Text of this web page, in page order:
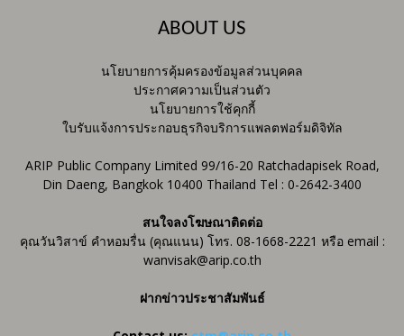
ABOUT US
นโยบายการคุ้มครองข้อมูลส่วนบุคคล
ประกาศความเป็นส่วนตัว
นโยบายการใช้คุกกี้
ใบรับแจ้งการประกอบธุรกิจบริการแพลตฟอร์มดิจิทัล
ARIP Public Company Limited 99/16-20 Ratchadapisek Road,
Din Daeng, Bangkok 10400 Thailand Tel : 0-2642-3400
สนใจลงโฆษณาติดต่อ
คุณวันวิสาข์ คำหอมรื่น (คุณแนน) โทร. 08-1668-2221 หรือ email :
wanvisak@arip.co.th
ฝากข่าวประชาสัมพันธ์